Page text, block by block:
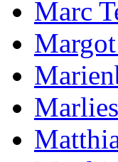
Marc